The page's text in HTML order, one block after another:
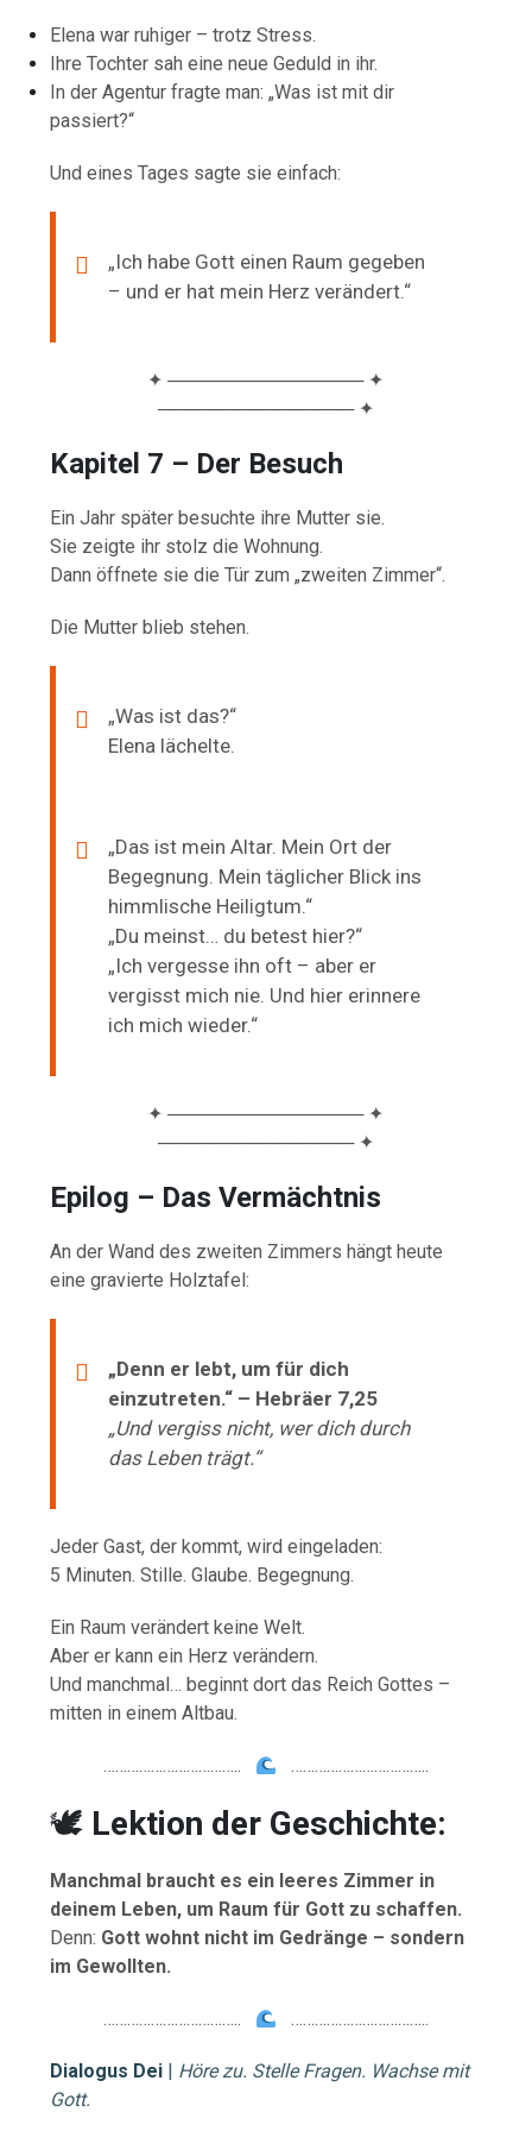
Elena war ruhiger – trotz Stress.
Ihre Tochter sah eine neue Geduld in ihr.
In der Agentur fragte man: „Was ist mit dir
passiert?“
Und eines Tages sagte sie einfach:
„Ich habe Gott einen Raum gegeben
– und er hat mein Herz verändert.“
✦ ─────────────── ✦
─────────────── ✦
Kapitel 7 – Der Besuch
Ein Jahr später besuchte ihre Mutter sie.
Sie zeigte ihr stolz die Wohnung.
Dann öffnete sie die Tür zum „zweiten Zimmer“.
Die Mutter blieb stehen.
„Was ist das?“
Elena lächelte.
„Das ist mein Altar. Mein Ort der
Begegnung. Mein täglicher Blick ins
himmlische Heiligtum.“
„Du meinst… du betest hier?“
„Ich vergesse ihn oft – aber er
vergisst mich nie. Und hier erinnere
ich mich wieder.“
✦ ─────────────── ✦
─────────────── ✦
Epilog – Das Vermächtnis
An der Wand des zweiten Zimmers hängt heute
eine gravierte Holztafel:
„Denn er lebt, um für dich
einzutreten.“ – Hebräer 7,25
„Und vergiss nicht, wer dich durch
das Leben trägt.“
Jeder Gast, der kommt, wird eingeladen:
5 Minuten. Stille. Glaube. Begegnung.
Ein Raum verändert keine Welt.
Aber er kann ein Herz verändern.
Und manchmal… beginnt dort das Reich Gottes –
mitten in einem Altbau.
…………………………….. ……………………………..
🕊 Lektion der Geschichte:
Manchmal braucht es ein leeres Zimmer in
deinem Leben, um Raum für Gott zu schaffen.
Denn: Gott wohnt nicht im Gedränge – sondern
im Gewollten.
…………………………….. ……………………………..
Dialogus Dei | Höre zu. Stelle Fragen. Wachse mit
Gott.